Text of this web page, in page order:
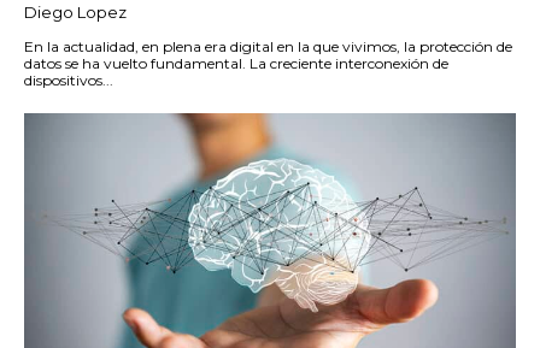
Diego Lopez
En la actualidad, en plena era digital en la que vivimos, la protección de
datos se ha vuelto fundamental. La creciente interconexión de
dispositivos...